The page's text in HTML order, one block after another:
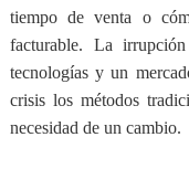
tiempo de venta o
facturable. La
tecnologías y un
crisis los métodos
necesidad de un cambio.